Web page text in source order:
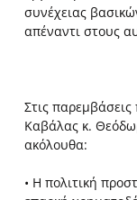
συνέχειας
απέναντι στους
Στις
Καβάλας κ.
ακόλουθα:
• Η πολιτική